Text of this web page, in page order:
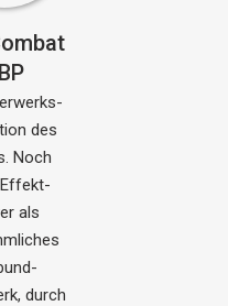
des
Noch
als
durch